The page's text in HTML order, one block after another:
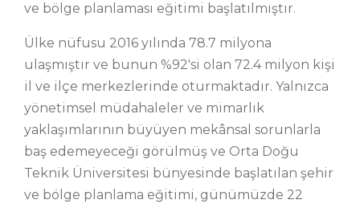
ve bölge planlaması eğitimi başlatılmıştır.
Ülke nüfusu 2016 yılında 78.7 milyona
ulaşmıştır ve bunun %92'si olan 72.4 milyon kişi
il ve ilçe merkezlerinde oturmaktadır. Yalnızca
yönetimsel müdahaleler ve mimarlık
yaklaşımlarının büyüyen mekânsal sorunlarla
baş edemeyeceği görülmüş ve Orta Doğu
Teknik Üniversitesi bünyesinde başlatılan şehir
ve bölge planlama eğitimi, günümüzde 22